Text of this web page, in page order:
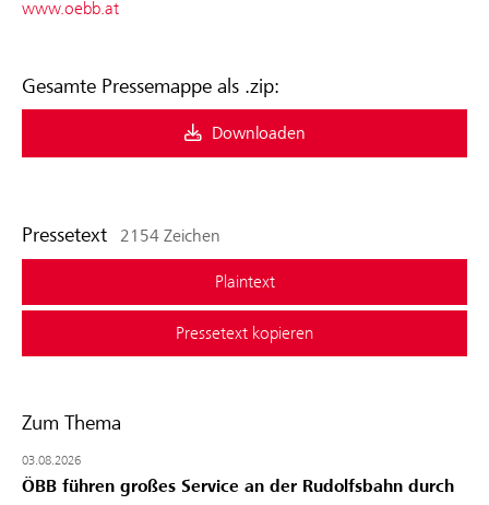
www.oebb.at
Gesamte Pressemappe als .zip:
Downloaden
Pressetext 2154 Zeichen
Plaintext
Pressetext kopieren
Zum Thema
03.08.2026
ÖBB führen großes Service an der Rudolfsbahn durch